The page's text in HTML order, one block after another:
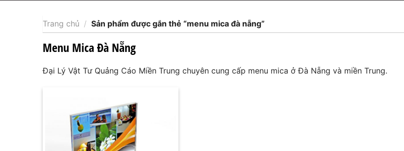
Menu Mica Đà Nẵng
Trang chủ / Sản phẩm được gắn thẻ “menu mica đà nẵng”
Đại Lý Vật Tư Quảng Cáo Miền Trung chuyên cung cấp menu mica ở Đà Nẵng và miền Trung.